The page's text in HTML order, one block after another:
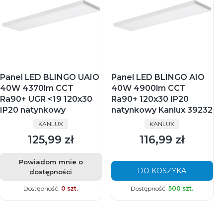
Panel LED BLINGO UAIO
40W 4370lm CCT
Ra90+ UGR <19 120x30
IP20 natynkowy
PRODUCENT
KANLUX
Cena
125,99 zł
Powiadom mnie o
dostępności
Dostępność: 0 szt.
Panel LED BLINGO AIO
40W 4900lm CCT
Ra90+ 120x30 IP20
natynkowy Kanlux 39232
PRODUCENT
KANLUX
Cena
116,99 zł
DO KOSZYKA
Dostępność:500 szt.